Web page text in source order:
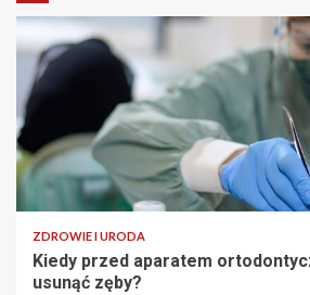
ZDROWIE I URODA
Kiedy przed aparatem
usunąć zęby?